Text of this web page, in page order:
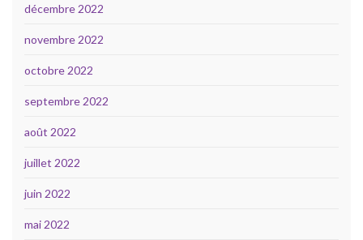
décembre 2022
novembre 2022
octobre 2022
septembre 2022
août 2022
juillet 2022
juin 2022
mai 2022